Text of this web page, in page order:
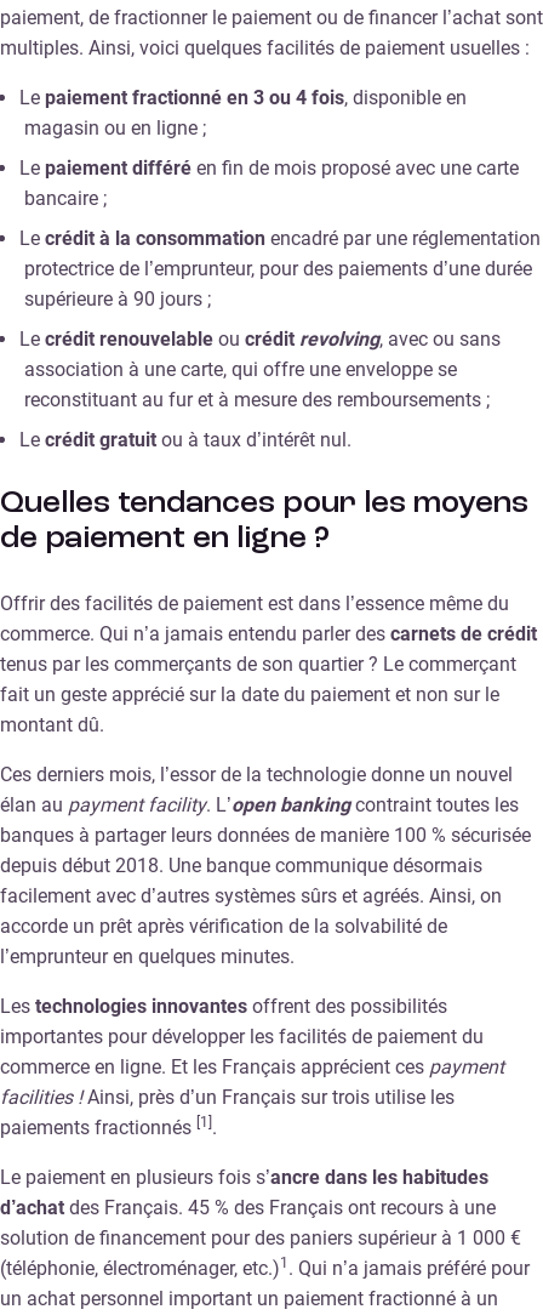
paiement, de fractionner le paiement ou de financer l’achat sont
multiples. Ainsi, voici quelques facilités de paiement usuelles :
Le paiement fractionné en 3 ou 4 fois, disponible en
magasin ou en ligne ;
Le paiement différé en fin de mois proposé avec une carte
bancaire ;
Le crédit à la consommation encadré par une réglementation
protectrice de l’emprunteur, pour des paiements d’une durée
supérieure à 90 jours ;
Le crédit renouvelable ou crédit revolving, avec ou sans
association à une carte, qui offre une enveloppe se
reconstituant au fur et à mesure des remboursements ;
Le crédit gratuit ou à taux d’intérêt nul.
Quelles tendances pour les moyens
de paiement en ligne ?
Offrir des facilités de paiement est dans l’essence même du
commerce. Qui n’a jamais entendu parler des carnets de crédit
tenus par les commerçants de son quartier ? Le commerçant
fait un geste apprécié sur la date du paiement et non sur le
montant dû.
Ces derniers mois, l’essor de la technologie donne un nouvel
élan au payment facility. L’open bankingcontraint toutes les
banques à partager leurs données de manière 100 % sécurisée
depuis début 2018. Une banque communique désormais
facilement avec d’autres systèmes sûrs et agréés. Ainsi, on
accorde un prêt après vérification de la solvabilité de
l’emprunteur en quelques minutes.
Les technologies innovantes offrent des possibilités
importantes pour développer les facilités de paiement du
commerce en ligne. Et les Français apprécient ces payment
facilities !Ainsi, près d’un Français sur trois utilise les
paiements fractionnés [1].
Le paiement en plusieurs fois s’ancre dans les habitudes
d’achat des Français. 45 % des Français ont recours à une
solution de financement pour des paniers supérieur à 1 000 €
(téléphonie, électroménager, etc.)1 . Qui n’a jamais préféré pour
un achat personnel important un paiement fractionné à un